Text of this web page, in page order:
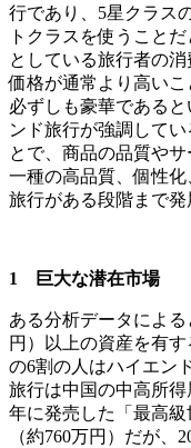
行であり、5星クラス
トクラスを使うこと
としている旅行者の
価格が通常より高い
必ずしも豪華である
ンド旅行が強調して
とで、商品の品質や
一種の高品質、個性
旅行がある段階まで発
1 巨大な潜在市場
ある分析データによ
円）以上の資産を有
の6割の人はハイエン
旅行は中国の中高所
年に発売した「最高
（約760万円）だが、